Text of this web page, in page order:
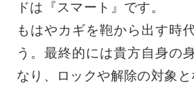
ドは『スマート』です。
もはやカギを鞄から出す時
う。最終的には貴方自身の
なり、ロックや解除の対象と